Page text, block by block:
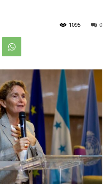
0
1095